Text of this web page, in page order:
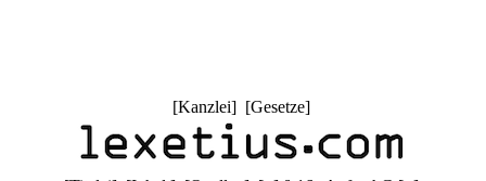
[Kanzlei] [Gesetze]